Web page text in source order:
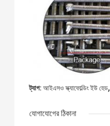
ট্যাগ: আইএসও স্ক্যাফোল্ডিং ইউ হেড,
যোগাযোগের ঠিকানা